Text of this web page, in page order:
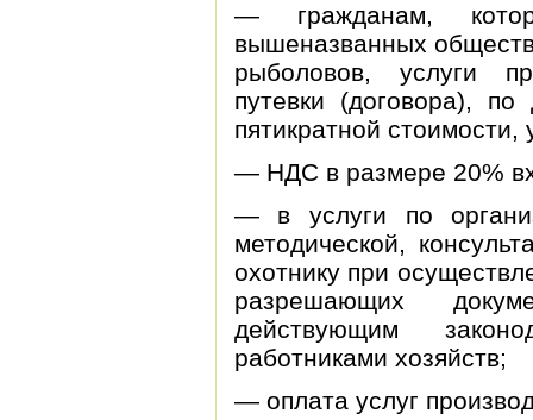
— гражданам,
вышеназванных
рыболовов, услуги
путевки (договора),
пятикратной стоимости,
— НДС в размере 20%
— в услуги по
методической,
охотнику при
разрешающих
действующим
работниками хозяйств;
— оплата услуг